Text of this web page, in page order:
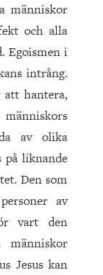
människor
och alla
Egoismen i
intrång.
att hantera,
av olika
på liknande
Den som
av
vart den
Jesus kan